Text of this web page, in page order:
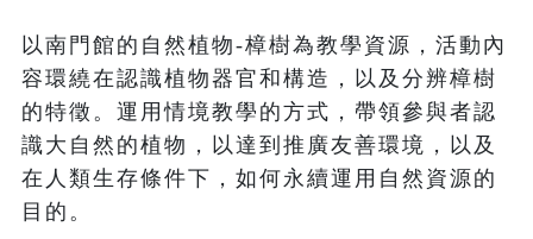
以南門館的自然植物-樟樹為教學資源，活動內
容環繞在認識植物器官和構造，以及分辨樟樹
的特徵。運用情境教學的方式，帶領參與者認
識大自然的植物，以達到推廣友善環境，以及
在人類生存條件下，如何永續運用自然資源的
目的。